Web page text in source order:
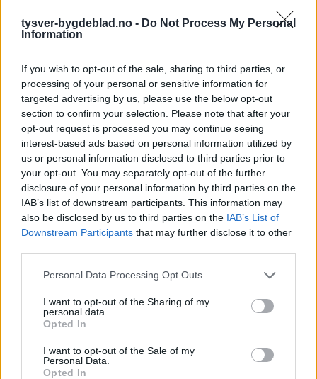
tysver-bygdeblad.no - Do Not Process My Personal
Information
If you wish to opt-out of the sale, sharing to third parties, or
processing of your personal or sensitive information for
targeted advertising by us, please use the below opt-out
section to confirm your selection. Please note that after your
opt-out request is processed you may continue seeing
interest-based ads based on personal information utilized by
us or personal information disclosed to third parties prior to
your opt-out. You may separately opt-out of the further
disclosure of your personal information by third parties on the
IAB’s list of downstream participants. This information may
also be disclosed by us to third parties on the IAB’s List of
Downstream Participants that may further disclose it to other
Personal Data Processing Opt Outs
I want to opt-out of the Sharing of my
personal data.
Opted In
I want to opt-out of the Sale of my
Personal Data.
Opted In